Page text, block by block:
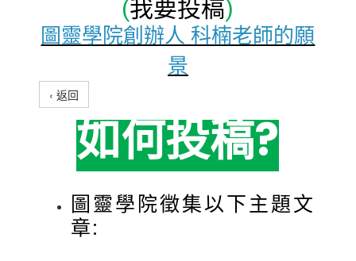
(我要投稿)
圖靈學院創辦人 科楠老師的願
景
‹ 返回
如何投稿?
圖靈學院徵集以下主題文
章: